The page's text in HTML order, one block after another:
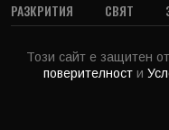
РАЗКРИТИЯ
СВЯТ
Този сайт е защитен
поверителност и